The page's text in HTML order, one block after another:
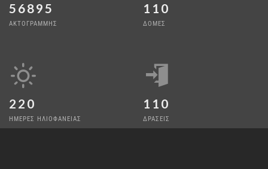
56895
ΑΚΤΟΓΡΑΜΜΗΣ
110
ΔΟΜΕΣ
220
ΗΜΕΡΕΣ ΗΛΙΟΦΑΝΕΙΑΣ
110
ΔΡΑΣΕΙΣ